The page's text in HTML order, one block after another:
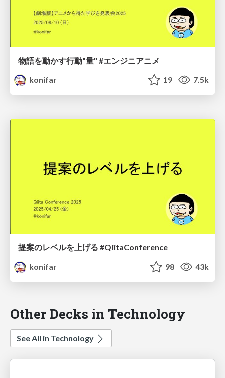
物語を動かす行動"量" #エンジニアニメ
konifar
19 7.5k
提案のレベルを上げる #QiitaConference
konifar
98 43k
Other Decks in Technology
See All in Technology